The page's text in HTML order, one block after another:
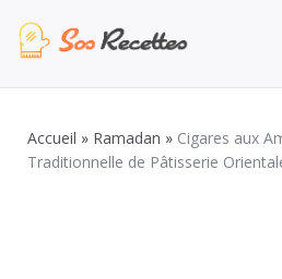
au
Accueil » Ramadan » Cigares aux
Traditionnelle de Pâtisserie